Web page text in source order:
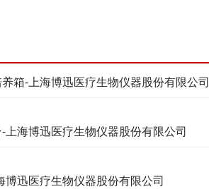
箱-上海博迅医疗生物仪器股份有限公司
上海博迅医疗生物仪器股份有限公司
博迅医疗生物仪器股份有限公司